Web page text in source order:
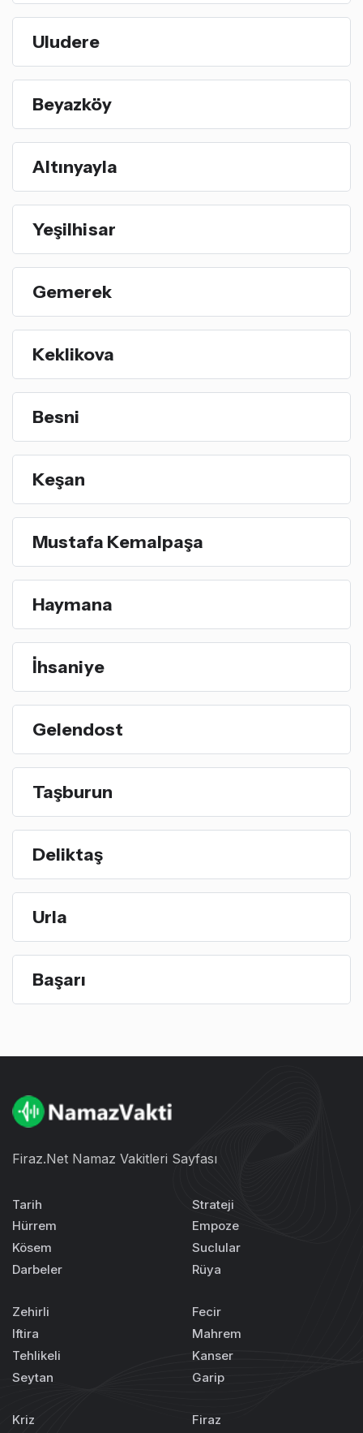
Uludere
Beyazköy
Altınyayla
Yeşilhisar
Gemerek
Keklikova
Besni
Keşan
Mustafa Kemalpaşa
Haymana
İhsaniye
Gelendost
Taşburun
Deliktaş
Urla
Başarı
Firaz.Net Namaz Vakitleri Sayfası
Tarih
Hürrem
Kösem
Darbeler
Strateji
Empoze
Suclular
Rüya
Zehirli
Iftira
Tehlikeli
Seytan
Fecir
Mahrem
Kanser
Garip
Kriz Firaz